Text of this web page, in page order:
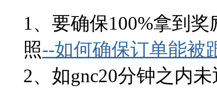
1、要确保100%拿到
照--如何确保订单能被
2、如gnc20分钟之内